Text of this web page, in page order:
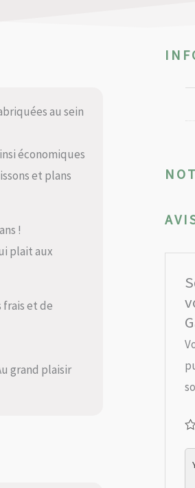
au sein
économiques
et plans
!
plait aux
et de
grand plaisir